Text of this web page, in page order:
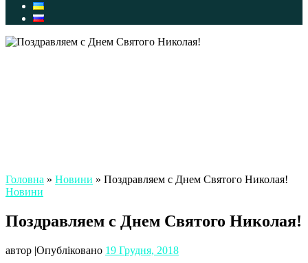
Головна » Новини » Поздравляем с Днем Святого Николая!
Новини
Поздравляем с Днем Святого Николая!
автор |Опубліковано 19 Грудня, 2018